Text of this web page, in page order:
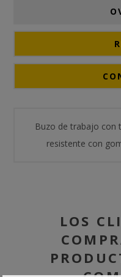
Buzo de trabajo con
resistente con
LOS